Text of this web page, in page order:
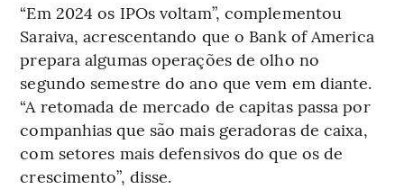
“Em 2024 os IPOs voltam”, complementou
Saraiva, acrescentando que o Bank of America
prepara algumas operações de olho no
segundo semestre do ano que vem em diante.
“A retomada de mercado de capitas passa por
companhias que são mais geradoras de caixa,
com setores mais defensivos do que os de
crescimento”, disse.